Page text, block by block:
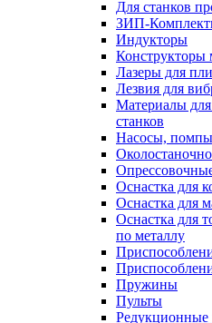
Для станков
ЗИП-
Индукторы
Конструкторы
Лазеры для
Лезвия для
Материалы
станков
Насосы,
Оснастка для
Оснастка для
Оснастка для
по металлу
Пружины
Пульты